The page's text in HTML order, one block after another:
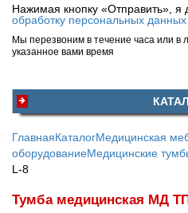
Нажимая кнопку «Отправить», я
обработку персональных данных
Мы перезвоним в течение часа или в
указанное вами время
ГлавнаяКаталогМедицинская
оборудованиеМедицинские
L-8
Тумба медицинская МД